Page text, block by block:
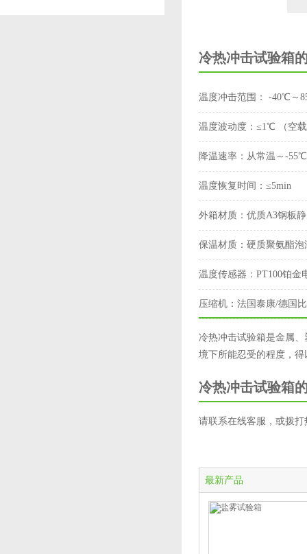
冷热冲击试验箱
温度冲击范围： -40℃～
温度波动度： ≤1℃ （空
降温速率： 从常温～-
温度恢复时间： ≤5min
外箱材质： 优质A3钢板
保温材质： 硬质聚氨酯泡
温度传感器： PT100铂金
压缩机： 法国泰康/德国
冷热冲击试验箱是金属
境下所能忍受的程度，
冷热冲击试验箱
请联系在线客服，或拨打
最新产品